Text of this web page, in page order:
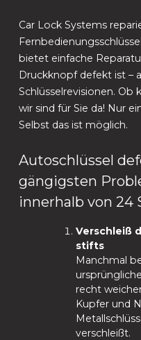
Car Lock Systems
bietet einfache
Druckknopf defekt ist –
Schlüsselrevisionen. Ob
wir sind für Sie da! Nur
Selbst das ist möglich.
Autoschlüssel
gängigsten
innerhalb von 24
Verschleiß
stifts
Manchmal
recht
Kupfer und
verschleißt.